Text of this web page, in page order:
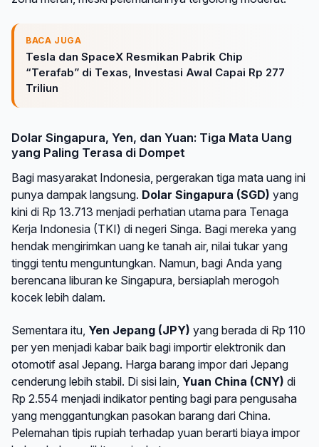
BACA JUGA
Tesla dan SpaceX Resmikan Pabrik Chip
“Terafab” di Texas, Investasi Awal Capai Rp 277
Triliun
Dolar Singapura, Yen, dan Yuan: Tiga Mata Uang
yang Paling Terasa di Dompet
Bagi masyarakat Indonesia, pergerakan tiga mata uang ini
punya dampak langsung. Dolar Singapura (SGD) yang
kini di Rp 13.713 menjadi perhatian utama para Tenaga
Kerja Indonesia (TKI) di negeri Singa. Bagi mereka yang
hendak mengirimkan uang ke tanah air, nilai tukar yang
tinggi tentu menguntungkan. Namun, bagi Anda yang
berencana liburan ke Singapura, bersiaplah merogoh
kocek lebih dalam.
Sementara itu, Yen Jepang (JPY) yang berada di Rp 110
per yen menjadi kabar baik bagi importir elektronik dan
otomotif asal Jepang. Harga barang impor dari Jepang
cenderung lebih stabil. Di sisi lain, Yuan China (CNY) di
Rp 2.554 menjadi indikator penting bagi para pengusaha
yang menggantungkan pasokan barang dari China.
Pelemahan tipis rupiah terhadap yuan berarti biaya impor